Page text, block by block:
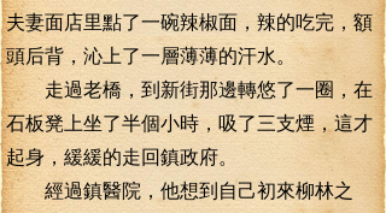
夫妻面店里點了一碗辣椒面，辣的吃完，額
頭后背，沁上了一層薄薄的汗水。
走過老橋，到新街那邊轉悠了一圈，在
石板凳上坐了半個小時，吸了三支煙，這才
起身，緩緩的走回鎮政府。
經過鎮醫院，他想到自己初來柳林之